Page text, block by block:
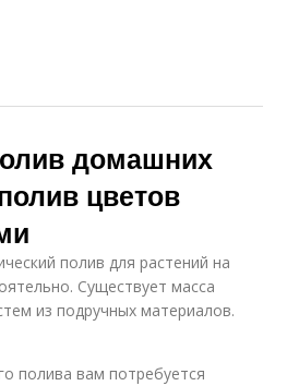
домашних
цветов
полив для растений на
Существует масса
из подручных материалов.
полива вам потребуется